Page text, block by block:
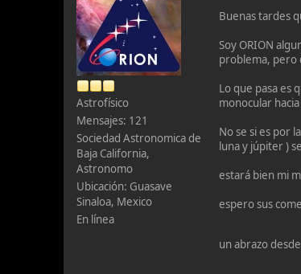
Astrofísico
Mensajes: 121
Sociedad Astronomica de
Baja California,
Astronomo
Ubicación: Guasave
Sinaloa, Mexico
En línea
Buenas tardes
Soy ORION
problema, pero
Lo que pasa es
monocular
No se si es por
luna y júpiter )
estará bien mi
espero sus
un abrazo